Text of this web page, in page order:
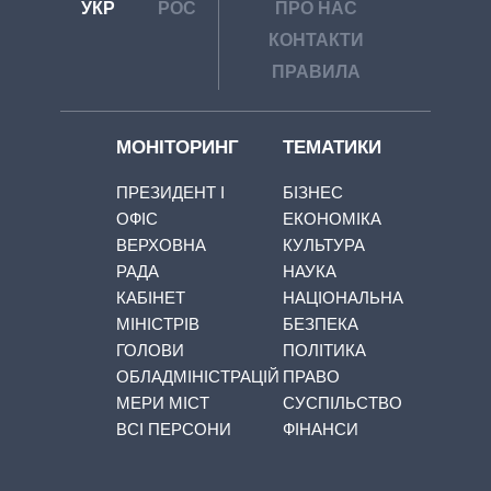
УКР РОС
ПРО НАС
КОНТАКТИ
ПРАВИЛА
МОНІТОРИНГ
ПРЕЗИДЕНТ І
ОФІС
ВЕРХОВНА
РАДА
КАБІНЕТ
МІНІСТРІВ
ГОЛОВИ
ОБЛАДМІНІСТРАЦІЙ
МЕРИ МІСТ
ВСІ ПЕРСОНИ
ТЕМАТИКИ
БІЗНЕС
ЕКОНОМІКА
КУЛЬТУРА
НАУКА
НАЦІОНАЛЬНА
БЕЗПЕКА
ПОЛІТИКА
ПРАВО
СУСПІЛЬСТВО
ФІНАНСИ